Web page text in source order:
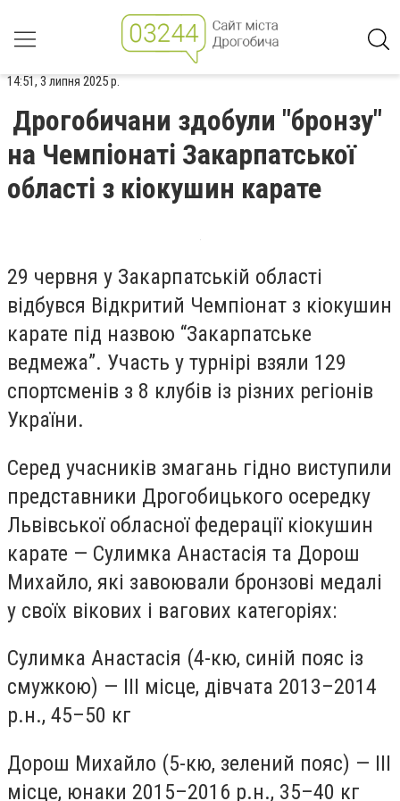
14:51, 3 липня 2025 р.
Дрогобичани здобули "бронзу"
на Чемпіонаті Закарпатської
області з кіокушин карате
29 червня у Закарпатській області
відбувся Відкритий Чемпіонат з кіокушин
карате під назвою “Закарпатське
ведмежа”. Участь у турнірі взяли 129
спортсменів з 8 клубів із різних регіонів
України.
Серед учасників змагань гідно виступили
представники Дрогобицького осередку
Львівської обласної федерації кіокушин
карате — Сулимка Анастасія та Дорош
Михайло, які завоювали бронзові медалі
у своїх вікових і вагових категоріях:
Сулимка Анастасія (4-кю, синій пояс із
смужкою) — III місце, дівчата 2013–2014
р.н., 45–50 кг
Дорош Михайло (5-кю, зелений пояс) — III
місце, юнаки 2015–2016 р.н., 35–40 кг